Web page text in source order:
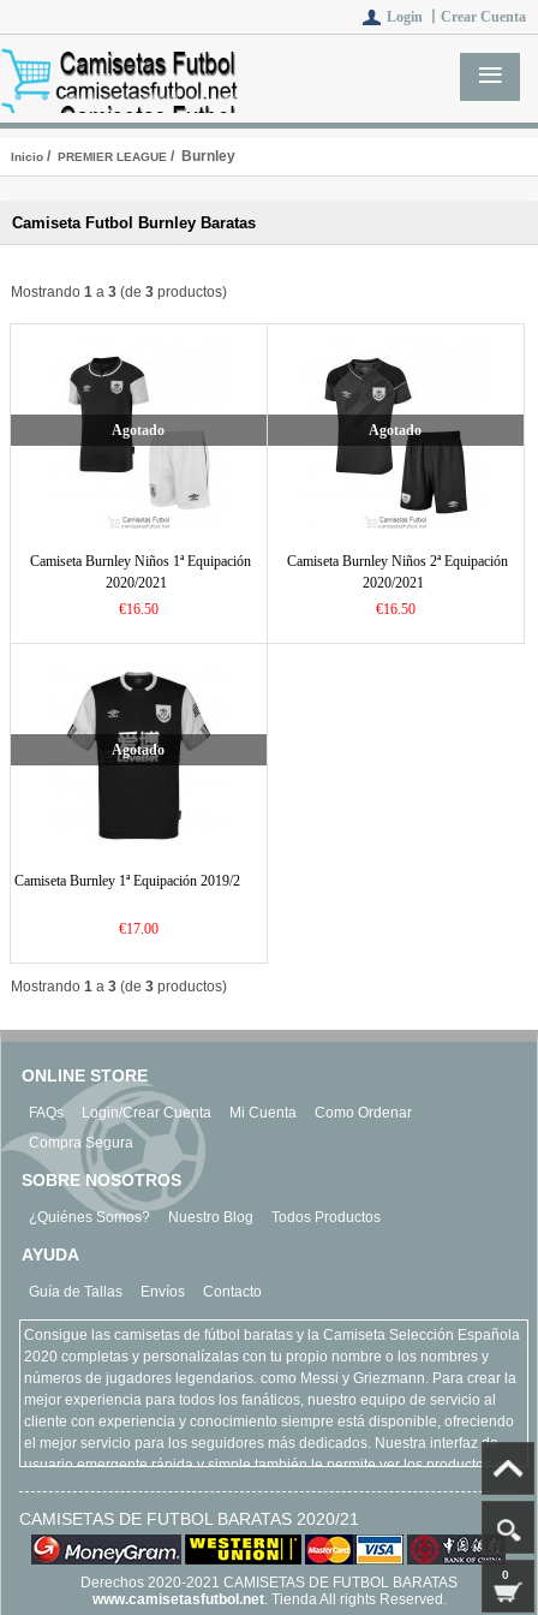
Login 丨 Crear Cuenta
Inicio/ PREMIER LEAGUE/ Burnley
Camiseta Futbol Burnley Baratas
Mostrando 1a 3(de 3productos)
Agotado
Camiseta Burnley Niños 1ª Equipación
2020/2021
€16.50
Agotado
Camiseta Burnley Niños 2ª Equipación
2020/2021
€16.50
Agotado
Camiseta Burnley 1ª Equipación 2019/2
€17.00
Mostrando 1a 3(de 3productos)
ONLINE STORE
FAQs Login/Crear Cuenta Mi Cuenta
Como Ordenar
Compra Segura
SOBRE NOSOTROS
¿Quiénes Somos? Nuestro Blog Todos Productos
AYUDA
Guía de Tallas Envíos Contacto
Consigue las camisetas de fútbol baratas y la Camiseta Selección Española
2020 completas y personalízalas con tu propio nombre o los nombres y
números de jugadores legendarios. como Messi y Griezmann. Para crear la
mejor experiencia para todos los fanáticos, nuestro equipo de servicio al
cliente con experiencia y conocimiento siempre está disponible, ofreciendo
el mejor servicio para los seguidores más dedicados. Nuestra interfaz de
usuario emergente rápida y simple también le permite ver los productos y
claridad y seguridad, todo como parte de la experiencia en línea camisetas
de futbol baratas. Esperamos su llegada www.camisetasfutbol.net
CAMISETAS DE FUTBOL BARATAS 2020/21
Derechos 2020-2021 CAMISETAS DE FUTBOL BARATAS
www.camisetasfutbol.net. Tienda All rights Reserved.
0